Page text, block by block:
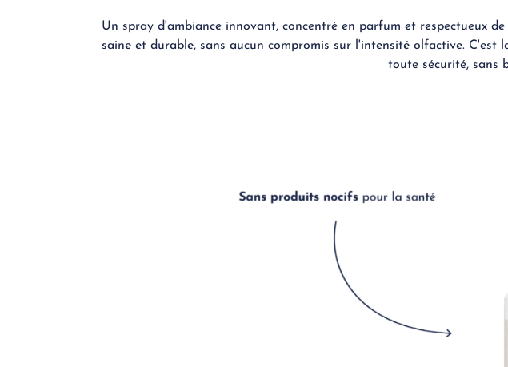
Un spray d'ambiance innovant, concentré en parfum et respectueux
saine et durable, sans aucun compromis sur l'intensité olfactive.
toute sécurité, sans